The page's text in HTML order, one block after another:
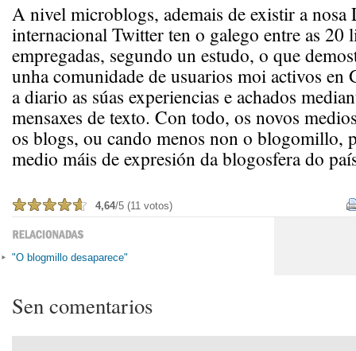
A nivel microblogs, ademais de existir a nosa
internacional Twitter ten o galego entre as 20
empregadas, segundo un estudo, o que
unha comunidade de usuarios moi activos en
a diario as súas experiencias e achados
mensaxes de texto. Con todo, os novos
os blogs, ou cando menos non o blogomillo,
medio máis de expresión da blogosfera do
4,64/5 (11 votos)
"O blogmillo desaparece"
Sen comentarios